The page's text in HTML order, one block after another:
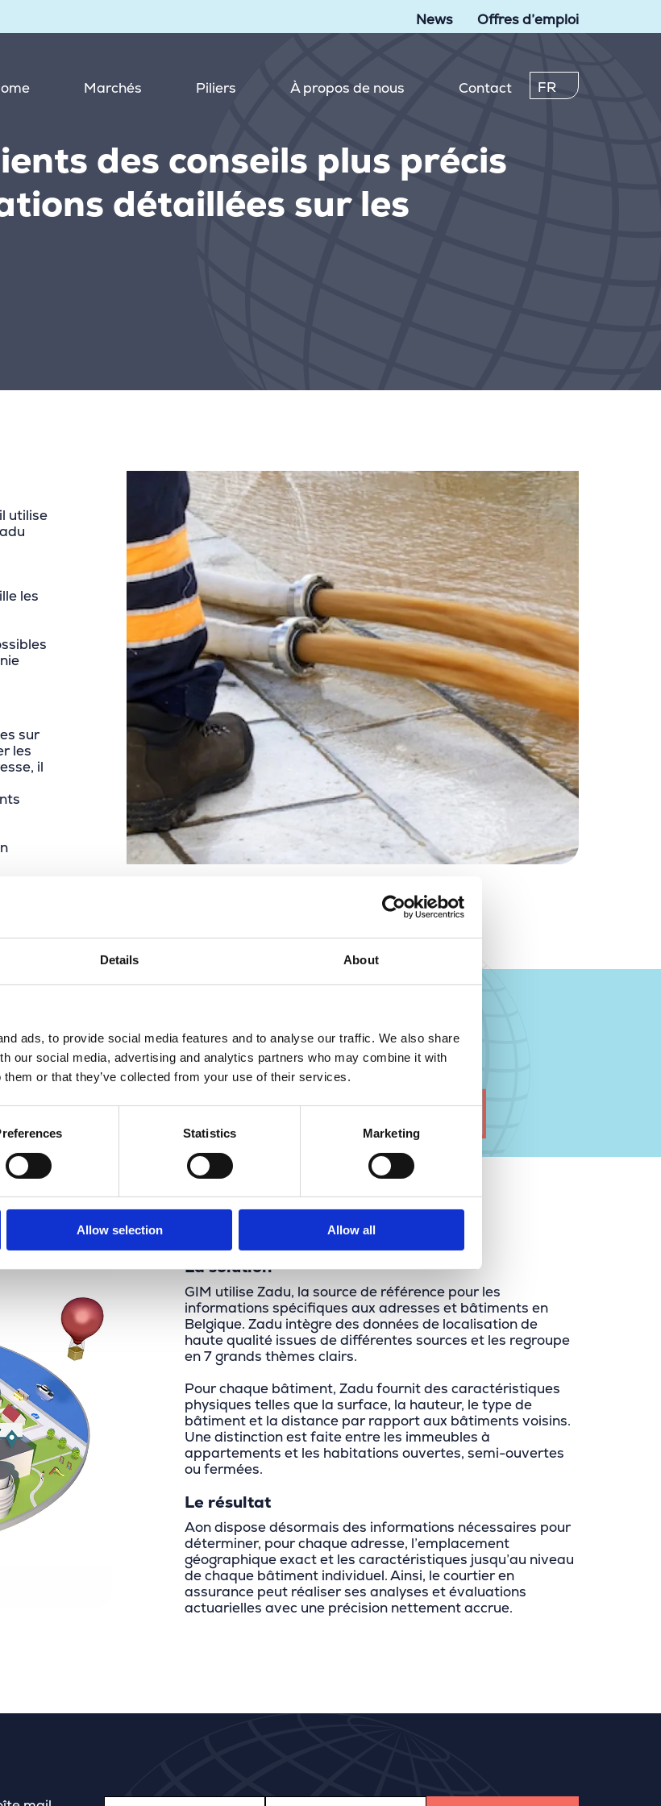
Details About
ads, to provide social media features and to analyse our traffic. We also share
our social media, advertising and analytics partners who may combine it with
or that they’ve collected from your use of their services.
Statistics Marketing
Allow selection Allow all
News Offres d’emploi
Marchés Piliers À propos de nous Contact FR
des conseils plus précis
détaillées sur les
utilise
les
sur
les
il
source précieuse permettant
nous, Zadu constitue une
identifier rapidement et de façon
liés aux bâtiments.
Wielandts – Aon
La solution
GIM utilise Zadu, la source de référence pour les
informations spécifiques aux adresses et bâtiments en
Belgique. Zadu intègre des données de localisation de
haute qualité issues de différentes sources et les regroupe
en 7 grands thèmes clairs.
Pour chaque bâtiment, Zadu fournit des caractéristiques
physiques telles que la surface, la hauteur, le type de
bâtiment et la distance par rapport aux bâtiments voisins.
Une distinction est faite entre les immeubles à
appartements et les habitations ouvertes, semi-ouvertes
ou fermées.
Le résultat
Aon dispose désormais des informations nécessaires pour
déterminer, pour chaque adresse, l’emplacement
géographique exact et les caractéristiques jusqu’au niveau
de chaque bâtiment individuel. Ainsi, le courtier en
assurance peut réaliser ses analyses et évaluations
actuarielles avec une précision nettement accrue.